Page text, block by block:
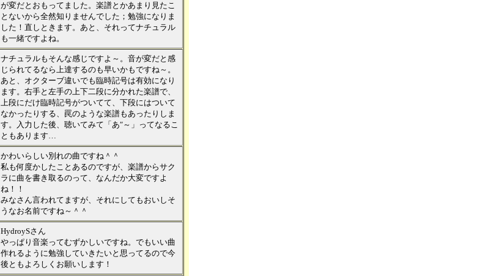
が変だとおもってました。楽譜とかあまり見たこ
とないから全然知りませんでした；勉強になりま
した！直しときます。あと、それってナチュラル
も一緒ですよね。
ナチュラルもそんな感じですよ～。音が変だと感
じられてるなら上達するのも早いかもですね～。
あと、オクターブ違いでも臨時記号は有効になり
ます。右手と左手の上下二段に分かれた楽譜で、
上段にだけ臨時記号がついてて、下段にはついて
なかったりする、罠のような楽譜もあったりしま
す。入力した後、聴いてみて「あ″～」ってなるこ
ともあります…
かわいらしい別れの曲ですね＾＾
私も何度かしたことあるのですが、楽譜からサク
ラに曲を書き取るのって、なんだか大変ですよ
ね！！
みなさん言われてますが、それにしてもおいしそ
うなお名前ですね～＾＾
HydroySさん
やっぱり音楽ってむずかしいですね。でもいい曲
作れるように勉強していきたいと思ってるので今
後ともよろしくお願いします！